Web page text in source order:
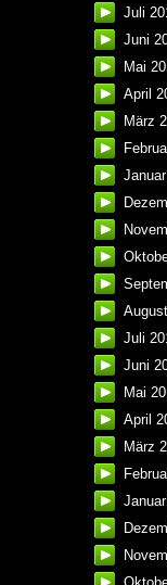
Juli
Juni
Mai
April
März
Juli
Juni
Mai
April
März